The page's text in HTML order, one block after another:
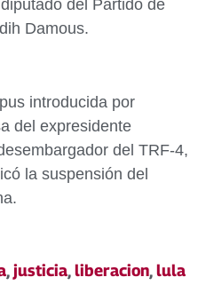
del Partido de
Damous.
introducida por
del expresidente
del TRF-4,
la suspensión del
,justicia,liberacion,lula